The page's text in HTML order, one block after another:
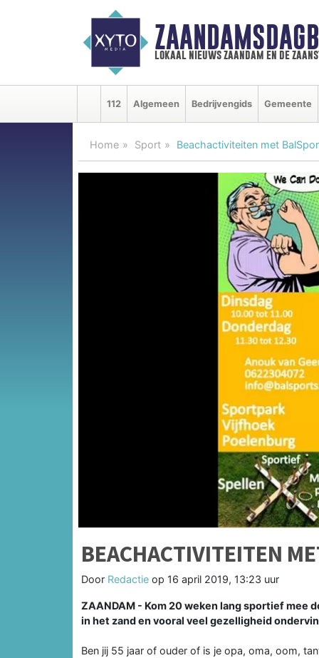
lokaal nieuws zaandam en de
112 Algemeen Bedrijvengids Gemeente
Home Sport Beachactiviteiten met
BEACHACTIVITEITEN
Door Redactie op 16 april 2019, 13:23 uur
ZAANDAM - Kom 20 weken lang sportief mee
in het zand en vooral veel gezelligheid
Ben jij 55 jaar of ouder of is je opa, oma, oom,